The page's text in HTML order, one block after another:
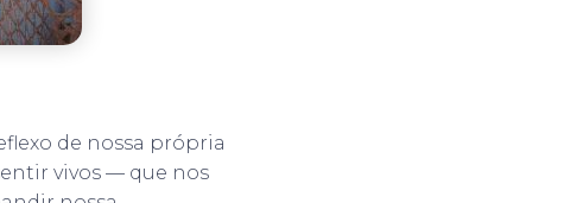
de nossa própria
vivos — que nos